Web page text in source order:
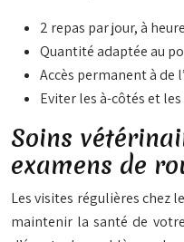
2 repas par jour, à
Quantité adaptée au
Accès permanent à de
Eviter les à-côtés et
Soins
examens de
Les visites régulières chez
maintenir la santé de